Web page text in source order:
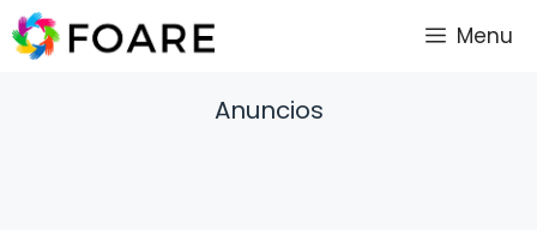
Saltar
al
Menu
Anuncios